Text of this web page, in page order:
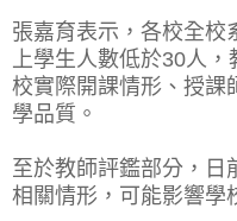
張嘉育表示，各校全校
上學生人數低於30人
校實際開課情形、授課
學品質。
至於教師評鑑部分，日
相關情形，可能影響學